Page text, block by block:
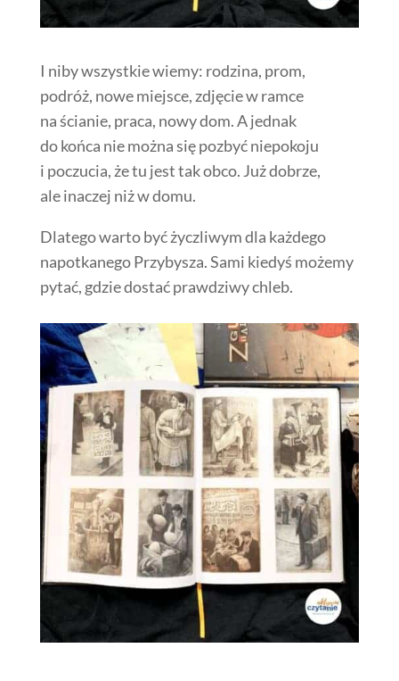
I niby wszystkie wiemy: rodzina, prom,
podróż, nowe miejsce, zdjęcie w ramce
na ścianie, praca, nowy dom. A jednak
do końca nie można się pozbyć niepokoju
i poczucia, że tu jest tak obco. Już dobrze,
ale inaczej niż w domu.
Dlatego warto być życzliwym dla każdego
napotkanego Przybysza. Sami kiedyś możemy
pytać, gdzie dostać prawdziwy chleb.